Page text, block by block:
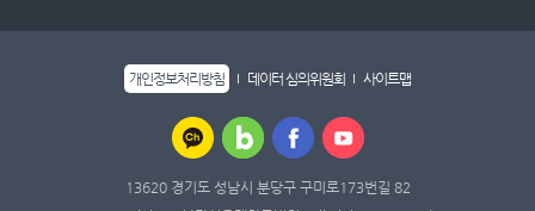
개인정보처리방침 데이터 심의위원회 사이트맵
13620 경기도 성남시 분당구 구미로173번길 82